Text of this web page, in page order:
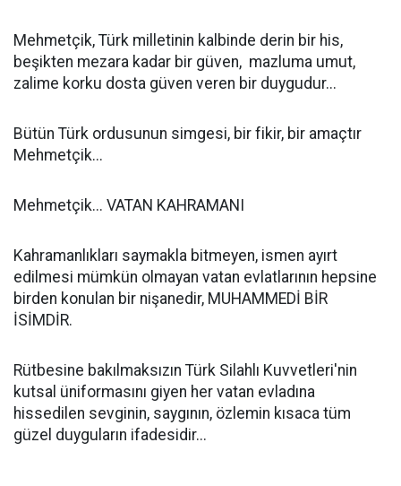
Mehmetçik, Türk milletinin kalbinde derin bir his,
beşikten mezara kadar bir güven, mazluma umut,
zalime korku dosta güven veren bir duygudur...
Bütün Türk ordusunun simgesi, bir fikir, bir amaçtır
Mehmetçik...
Mehmetçik... VATAN KAHRAMANI
Kahramanlıkları saymakla bitmeyen, ismen ayırt
edilmesi mümkün olmayan vatan evlatlarının hepsine
birden konulan bir nişanedir, MUHAMMEDİ BİR
İSİMDİR.
Rütbesine bakılmaksızın Türk Silahlı Kuvvetleri'nin
kutsal üniformasını giyen her vatan evladına
hissedilen sevginin, saygının, özlemin kısaca tüm
güzel duyguların ifadesidir...